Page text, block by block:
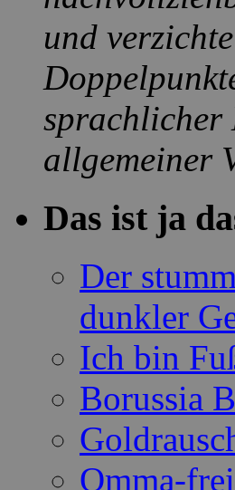
und
sprachlicher
allgemeiner
Das ist ja
Der
dunkler
Ich bin
Borussia
Omma-